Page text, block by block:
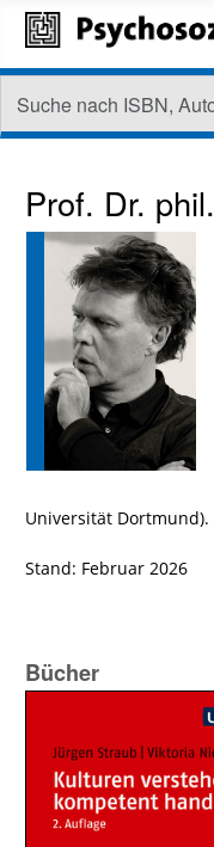
Prof. Dr. phil.
Universität Dortmund).
Stand: Februar 2026
Bücher